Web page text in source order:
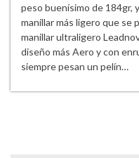
peso buenísimo de 184gr,
manillar más ligero que
manillar ultraligero
diseño más Aero y con
siempre pesan un pelín…